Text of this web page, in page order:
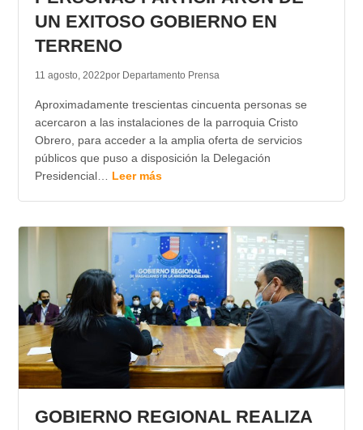
UN EXITOSO GOBIERNO EN
TERRENO
11 agosto, 2022por Departamento Prensa
Aproximadamente trescientas cincuenta personas se
acercaron a las instalaciones de la parroquia Cristo
Obrero, para acceder a la amplia oferta de servicios
públicos que puso a disposición la Delegación
Presidencial… Leer más
GOBIERNO REGIONAL REALIZA